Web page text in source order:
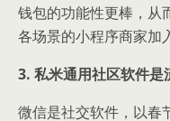
钱包的功能性更棒，从
各场景的小程序商家加
3. 私米通用社区软件是
微信是社交软件，以春